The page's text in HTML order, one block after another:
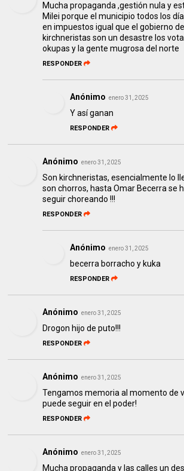
Mucha propaganda ,gestión nula y
Milei porque el municipio todos los
en impuestos igual que el gobierno
kirchneristas son un desastre los
okupas y la gente mugrosa del norte
RESPONDER
Anónimo enero 31, 2025
Y así ganan
RESPONDER
Anónimo enero 31, 2025
Son kirchneristas, esencialmente lo
son chorros, hasta Omar Becerra se
seguir choreando !!!
RESPONDER
Anónimo enero 31, 2025
becerra borracho y kuka
RESPONDER
Anónimo enero 31, 2025
Drogon hijo de puto!!!
RESPONDER
Anónimo enero 31, 2025
Tengamos memoria al momento de
puede seguir en el poder!
RESPONDER
Anónimo enero 31, 2025
Mucha propaganda y las calles un